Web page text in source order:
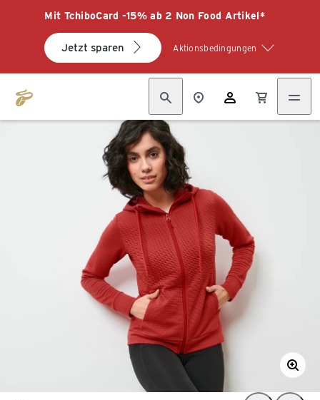
Mit TchiboCard -15% ab 2 Non Food Artikel*
Jetzt sparen Aktionsbedingungen